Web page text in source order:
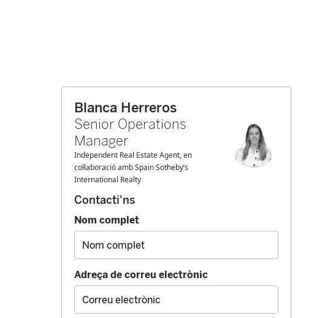
Blanca Herreros
Senior Operations
Manager
Independent Real Estate Agent, en
col·laboració amb Spain Sotheby’s
International Realty
Contacti'ns
Nom complet
Adreça de correu electrònic